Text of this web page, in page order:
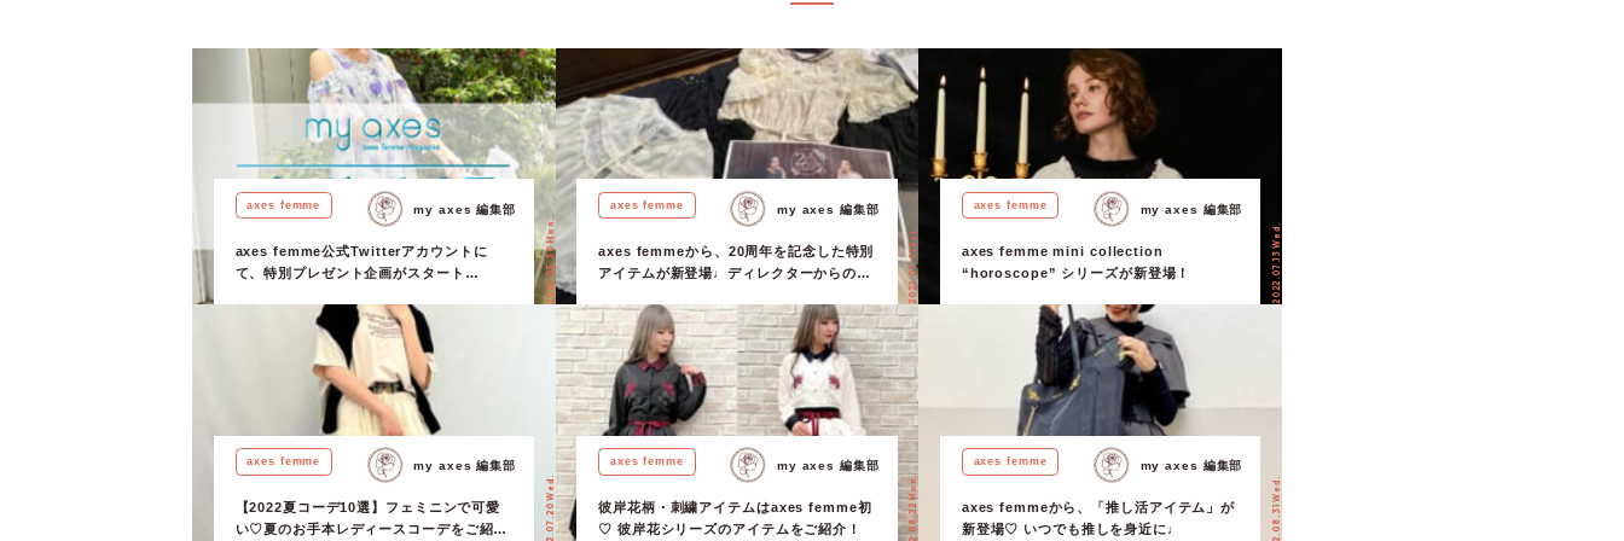
axes femme
axes femme公式Twitterアカウントに
て、特別プレゼント企画がスタート
2022.05.30 Mon.
my axes 編集部 axes femme
axes femmeから、20周年を記念した特別
アイテムが新登場♩ディレクターからのコ
2022.07.01 Fri.
my axes 編集部 axes femme
axes femme mini collection
“horoscope” シリーズが新登場！
2022.07.13 Wed.
my axes 編集部
axes femme
【2022夏コーデ10選】フェミニンで可愛
い♡夏のお手本レディースコーデをご紹
2022.07.20 Wed.
my axes 編集部 axes femme
彼岸花柄・刺繍アイテムはaxes femme初
♡ 彼岸花シリーズのアイテムをご紹介！
2022.08.22 Mon.
my axes 編集部 axes femme
axes femmeから、「推し活アイテム」が
新登場♡ いつでも推しを身近に♩
2022.08.31 Wed.
my axes 編集部